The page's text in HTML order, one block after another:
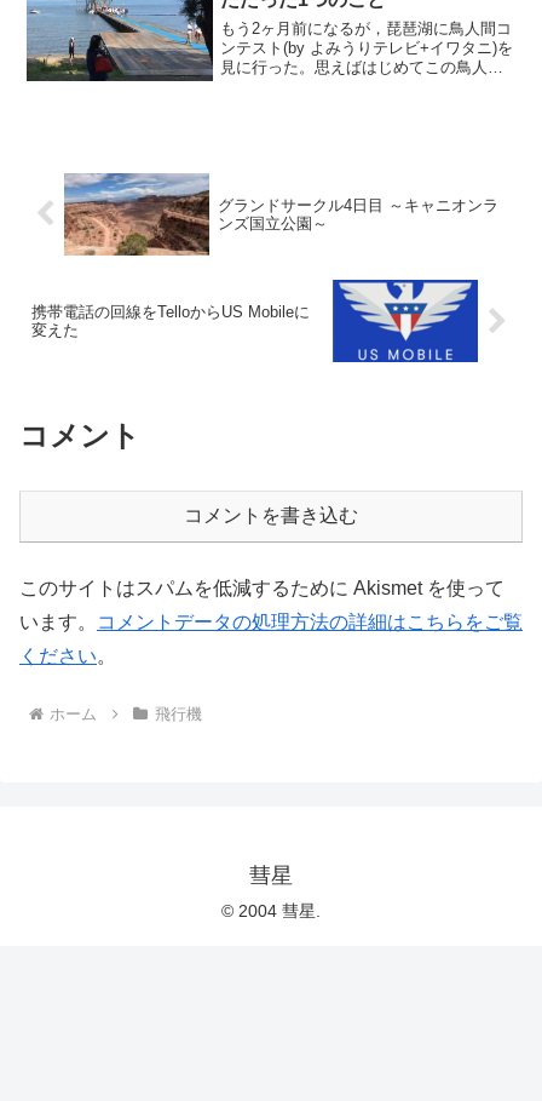
もう2ヶ月前になるが，琵琶湖に鳥人間コ
ンテスト(by よみうりテレビ+イワタニ)を
見に行った。思えばはじめてこの鳥人間
グランドサークル4日目 ～キャニオンラ
ンズ国立公園～
携帯電話の回線をTelloからUS Mobileに
変えた
コメント
コメントを書き込む
このサイトはスパムを低減するために Akismet を使って
います。
コメントデータの処理方法の詳細はこちらをご覧
ください。
ホーム 飛行機
彗星
© 2004 彗星.